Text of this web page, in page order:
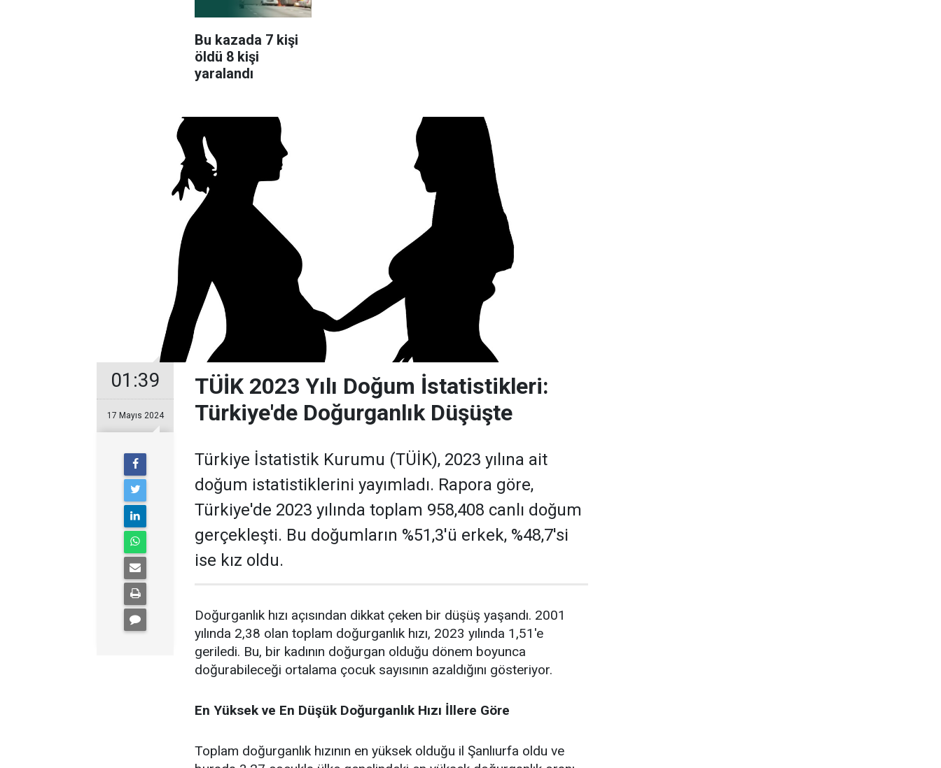
Bu kazada 7 kişi
öldü 8 kişi
yaralandı
01:39
17 Mayıs 2024
TÜİK 2023 Yılı Doğum İstatistikleri:
Türkiye'de Doğurganlık Düşüşte
Türkiye İstatistik Kurumu (TÜİK), 2023 yılına ait
doğum istatistiklerini yayımladı. Rapora göre,
Türkiye'de 2023 yılında toplam 958,408 canlı doğum
gerçekleşti. Bu doğumların %51,3'ü erkek, %48,7'si
ise kız oldu.
Doğurganlık hızı açısından dikkat çeken bir düşüş yaşandı. 2001
yılında 2,38 olan toplam doğurganlık hızı, 2023 yılında 1,51'e
geriledi. Bu, bir kadının doğurgan olduğu dönem boyunca
doğurabileceği ortalama çocuk sayısının azaldığını gösteriyor.
En Yüksek ve En Düşük Doğurganlık Hızı İllere Göre
Toplam doğurganlık hızının en yüksek olduğu il Şanlıurfa oldu ve